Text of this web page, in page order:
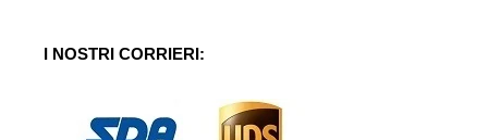
I NOSTRI CORRIERI: